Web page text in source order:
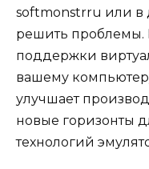
softmonstrru или в
решить проблемы.
поддержки
вашему
улучшает
новые горизонты
технологий